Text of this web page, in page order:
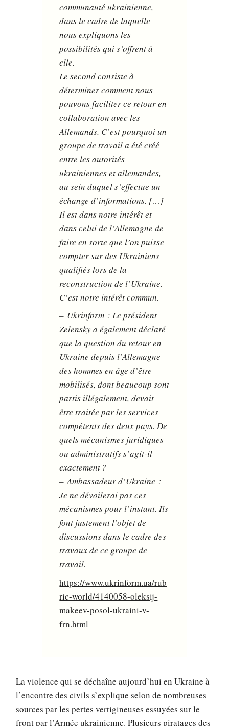
communauté ukrainienne,
dans le cadre de laquelle
nous expliquons les
possibilités qui s’offrent à
elle.
Le second consiste à
déterminer comment nous
pouvons faciliter ce retour en
collaboration avec les
Allemands. C’est pourquoi un
groupe de travail a été créé
entre les autorités
ukrainiennes et allemandes,
au sein duquel s’effectue un
échange d’informations. […]
Il est dans notre intérêt et
dans celui de l’Allemagne de
faire en sorte que l’on puisse
compter sur des Ukrainiens
qualifiés lors de la
reconstruction de l’Ukraine.
C’est notre intérêt commun.
– Ukrinform : Le président
Zelensky a également déclaré
que la question du retour en
Ukraine depuis l’Allemagne
des hommes en âge d’être
mobilisés, dont beaucoup sont
partis illégalement, devait
être traitée par les services
compétents des deux pays. De
quels mécanismes juridiques
ou administratifs s’agit-il
exactement ?
– Ambassadeur d’Ukraine :
Je ne dévoilerai pas ces
mécanismes pour l’instant. Ils
font justement l’objet de
discussions dans le cadre des
travaux de ce groupe de
travail.
https://www.ukrinform.ua/rub
ric-world/4140058-oleksij-
makeev-posol-ukraini-v-
frn.html
La violence qui se déchaîne aujourd’hui en Ukraine à
l’encontre des civils s’explique selon de nombreuses
sources par les pertes vertigineuses essuyées sur le
front par l’Armée ukrainienne. Plusieurs piratages des